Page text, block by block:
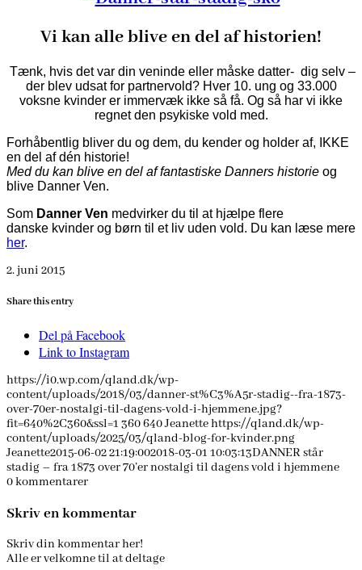
Vi kan alle blive en del af historien!
Tænk, hvis det var din veninde eller måske datter- dig selv –
der blev udsat for partnervold? Hver 10. ung og 33.000
voksne kvinder er immervæk ikke så få. Og så har vi ikke
regnet den psykiske vold med.
Forhåbentlig bliver du og dem, du kender og holder af, IKKE
en del af dén historie!
Med du kan blive en del af fantastiske Danners historie og
blive Danner Ven.
Som Danner Ven medvirker du til at hjælpe flere
danske kvinder og børn til et liv uden vold. Du kan læse mere
her.
2. juni 2015
Share this entry
Del på Facebook
Link to Instagram
https://i0.wp.com/qland.dk/wp-
content/uploads/2018/03/danner-st%C3%A5r-stadig--fra-1873-
over-70er-nostalgi-til-dagens-vold-i-hjemmene.jpg?
fit=640%2C360&ssl=1 360640Jeanettehttps://qland.dk/wp-
content/uploads/2025/03/qland-blog-for-kvinder.png
Jeanette2015-06-02 21:19:002018-03-01 10:03:13DANNER står
stadig – fra 1873 over 70’er nostalgi til dagens vold i hjemmene
0kommentarer
Skriv en kommentar
Skriv din kommentar her!
Alle er velkomne til at deltage